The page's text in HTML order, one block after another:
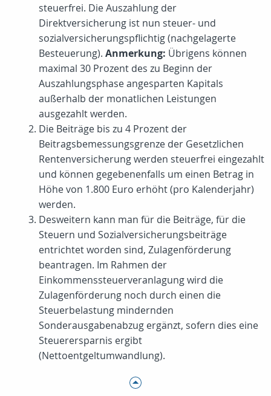
steuerfrei. Die Auszahlung der
Direktversicherung ist nun steuer- und
sozialversicherungspflichtig (nachgelagerte
Besteuerung). Anmerkung: Übrigens können
maximal 30 Prozent des zu Beginn der
Auszahlungsphase angesparten Kapitals
außerhalb der monatlichen Leistungen
ausgezahlt werden.
Die Beiträge bis zu 4 Prozent der
Beitragsbemessungsgrenze der Gesetzlichen
Rentenversicherung werden steuerfrei eingezahlt
und können gegebenenfalls um einen Betrag in
Höhe von 1.800 Euro erhöht (pro Kalenderjahr)
werden.
Desweitern kann man für die Beiträge, für die
Steuern und Sozialversicherungsbeiträge
entrichtet worden sind, Zulagenförderung
beantragen. Im Rahmen der
Einkommenssteuerveranlagung wird die
Zulagenförderung noch durch einen die
Steuerbelastung mindernden
Sonderausgabenabzug ergänzt, sofern dies eine
Steuerersparnis ergibt
(Nettoentgeltumwandlung).